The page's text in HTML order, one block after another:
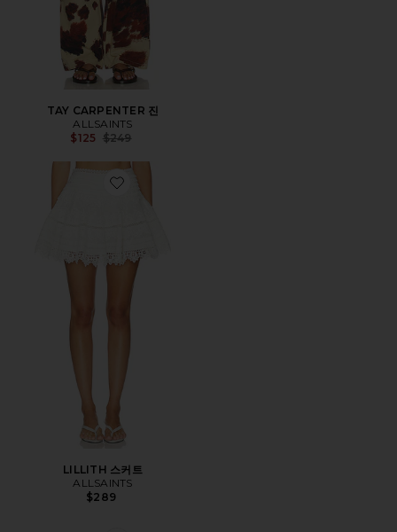
TAY CARPENTER 진
ALLSAINTS
$125 Previous price:
$249
Favorite LILLITH 스커트
LILLITH 스커트
ALLSAINTS
$289